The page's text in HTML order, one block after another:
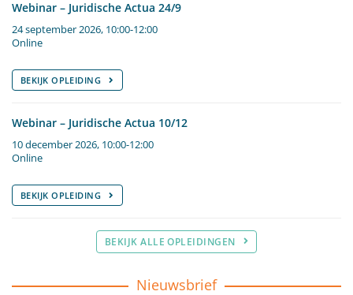
Webinar – Juridische Actua 24/9
24 september 2026, 10:00-12:00
Online
BEKIJK OPLEIDING
Webinar – Juridische Actua 10/12
10 december 2026, 10:00-12:00
Online
BEKIJK OPLEIDING
BEKIJK ALLE OPLEIDINGEN
Nieuwsbrief